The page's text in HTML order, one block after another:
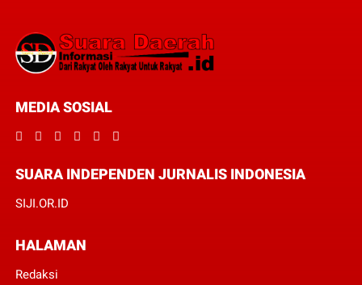
MEDIA SOSIAL
SUARA INDEPENDEN JURNALIS INDONESIA
SIJI.OR.ID
HALAMAN
Redaksi